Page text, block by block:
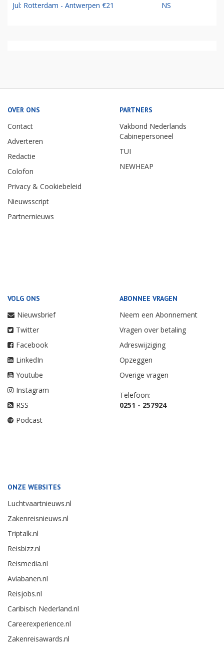
Jul: Rotterdam - Antwerpen €21 NS
OVER ONS
Contact
Adverteren
Redactie
Colofon
Privacy & Cookiebeleid
Nieuwsscript
Partnernieuws
PARTNERS
Vakbond Nederlands
Cabinepersoneel
TUI
NEWHEAP
VOLG ONS
Nieuwsbrief
Twitter
Facebook
LinkedIn
Youtube
Instagram
RSS
Podcast
ABONNEE VRAGEN
Neem een Abonnement
Vragen over betaling
Adreswijziging
Opzeggen
Overige vragen
Telefoon:
0251 - 257924
ONZE WEBSITES
Luchtvaartnieuws.nl
Zakenreisnieuws.nl
Triptalk.nl
Reisbizz.nl
Reismedia.nl
Aviabanen.nl
Reisjobs.nl
Caribisch Nederland.nl
Careerexperience.nl
Zakenreisawards.nl